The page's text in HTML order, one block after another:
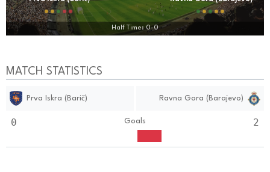
Half Time: 0-0
MATCH STATISTICS
Prva Iskra (Barič) Ravna Gora (Barajevo)
0 Goals 2